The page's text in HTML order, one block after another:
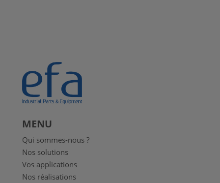
MENU
Qui sommes-nous ?
Nos solutions
Vos applications
Nos réalisations